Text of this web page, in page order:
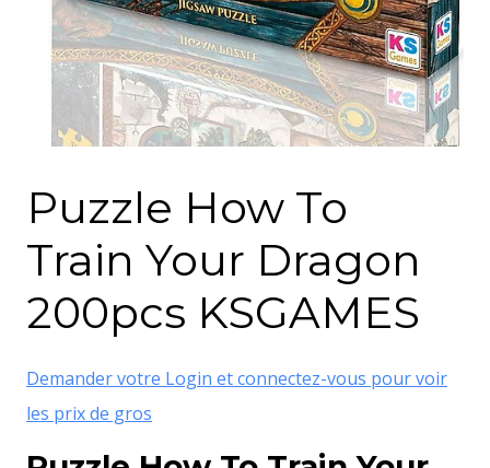
Puzzle How To
Train Your Dragon
200pcs KSGAMES
Demander votre Login et connectez-vous pour voir
les prix de gros